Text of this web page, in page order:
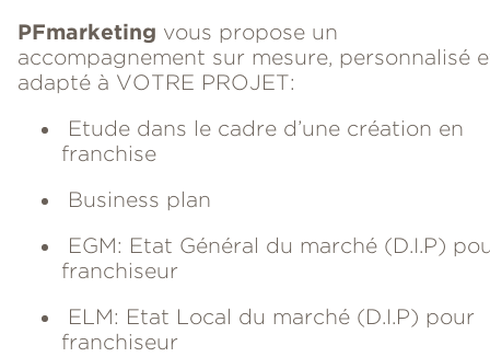
PFmarketing vous propose un
accompagnement sur mesure, personnalisé
adapté à VOTRE PROJET:
Etude dans le cadre d’une création en
franchise
Business plan
EGM: Etat Général du marché (D.I.P)
franchiseur
ELM: Etat Local du marché (D.I.P) pour
franchiseur